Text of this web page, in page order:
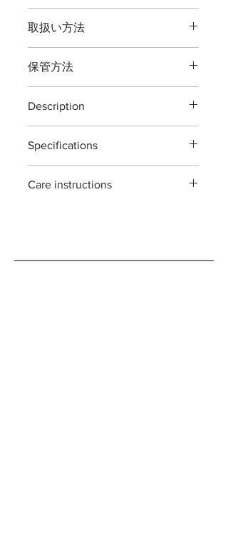
全長：約２００ミリ
重量：約２9０グラム
刃渡：約７０ミリ
鋼材：高炭素刃物鋼 -鍛造- JIS [
Japanese Industrial Standards ]
革：牛革
刃先約５ミリ
付属：刃研保証書（１回無料券）
取扱い方法
ミリまでです。
庭の枝切り剪定用の道具です。
植物以外の切断、無理な使い方をする
と破損する場合がございますご注意く
ださい。
保管方法
た汚れをよくふき取り道具箱や室内で
の保管をおすすめいたします。汚れを
ふき取る際に刃物用油（ミシン油でも
よい）で拭き取り本体を保護する事で
錆びが発生しにくくなります。
ご自分で刃を研ぎ直される場合は専用
Description
The T21O secateurs are designed for
general garden use. ideal for pruning
houseplants.
Specifications
forging'
Care instructions